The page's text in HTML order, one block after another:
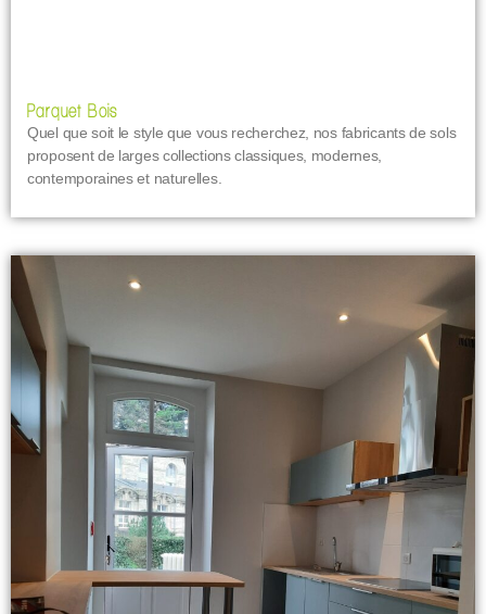
Parquet Bois
Quel que soit le style que vous recherchez, nos fabricants de sols
proposent de larges collections classiques, modernes,
contemporaines et naturelles.